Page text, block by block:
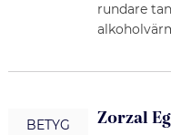
rundare
BETYG Zorzal